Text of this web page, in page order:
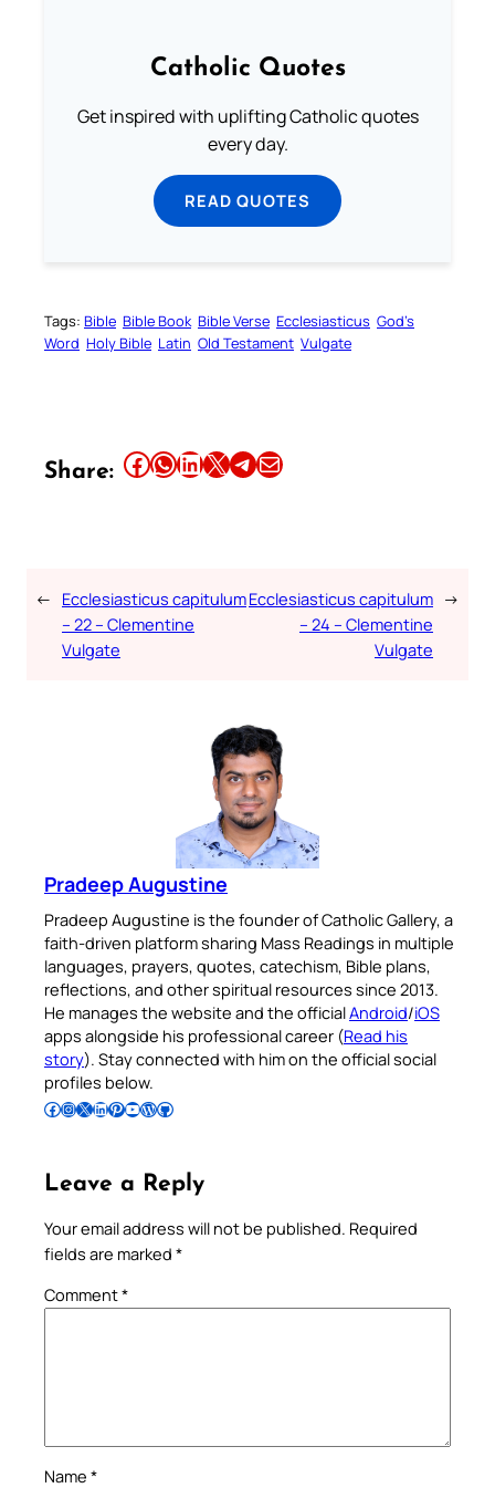
Catholic Quotes
Get inspired with uplifting Catholic quotes
every day.
READ QUOTES
Tags: Bible Bible Book Bible Verse Ecclesiasticus God’s
Word Holy Bible Latin Old Testament Vulgate
Share: Share this article on Facebook Share this article on WhatsApp Share this article on LinkedIn Share this article on X Share this article on TelegramEmail this Article
← Ecclesiasticus capitulum
– 22 – Clementine
Vulgate
Ecclesiasticus capitulum
– 24 – Clementine
Vulgate
→
Pradeep Augustine
Pradeep Augustine is the founder of Catholic Gallery, a
faith-driven platform sharing Mass Readings in multiple
languages, prayers, quotes, catechism, Bible plans,
reflections, and other spiritual resources since 2013.
He manages the website and the officialAndroid/iOS
apps alongside his professional career (Read his
story). Stay connected with him on the official social
profiles below.
Follow Pradeep on Facebook Follow Pradeep on InstagramFollow Pradeep on X Follow Pradeep on LinkedIn Follow Pradeep on Pinterest Subscribe to Pradeep’s Youtube Channel Follow Pradeep on WordPress Follow Pradeep on GitHub
Leave a Reply
Your email address will not be published. Required
fields are marked *
Comment*
Name *